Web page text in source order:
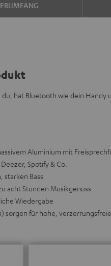
du, hat Bluetooth wie dein Handy
Aluminium mit
Spotify & Co.
starken Bass
acht Stunden Musikgenuss
Wiedergabe
sorgen für hohe,